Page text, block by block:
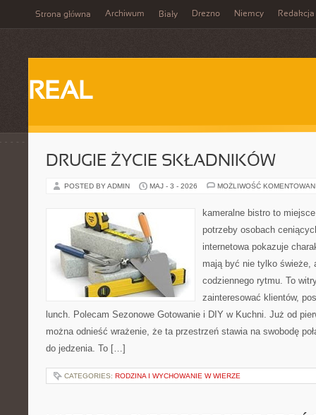
Strona główna Archiwum Biały Drezno Niemcy Redakcja
REAL
DRUGIE ŻYCIE SKŁADNIKÓW
POSTED BY ADMIN MAJ - 3 - 2026 MOŻLIWOŚĆ
kameralne bistro to
potrzeby osobach
internetowa pokazuje
mają być nie tylko świeże,
codziennego rytmu. To
zainteresować klientów,
lunch. Polecam Sezonowe Gotowanie i DIY w Kuchni. Już od
można odnieść wrażenie, że ta przestrzeń stawia na swobodę
do jedzenia. To […]
CATEGORIES: RODZINA I WYCHOWANIE W WIERZE